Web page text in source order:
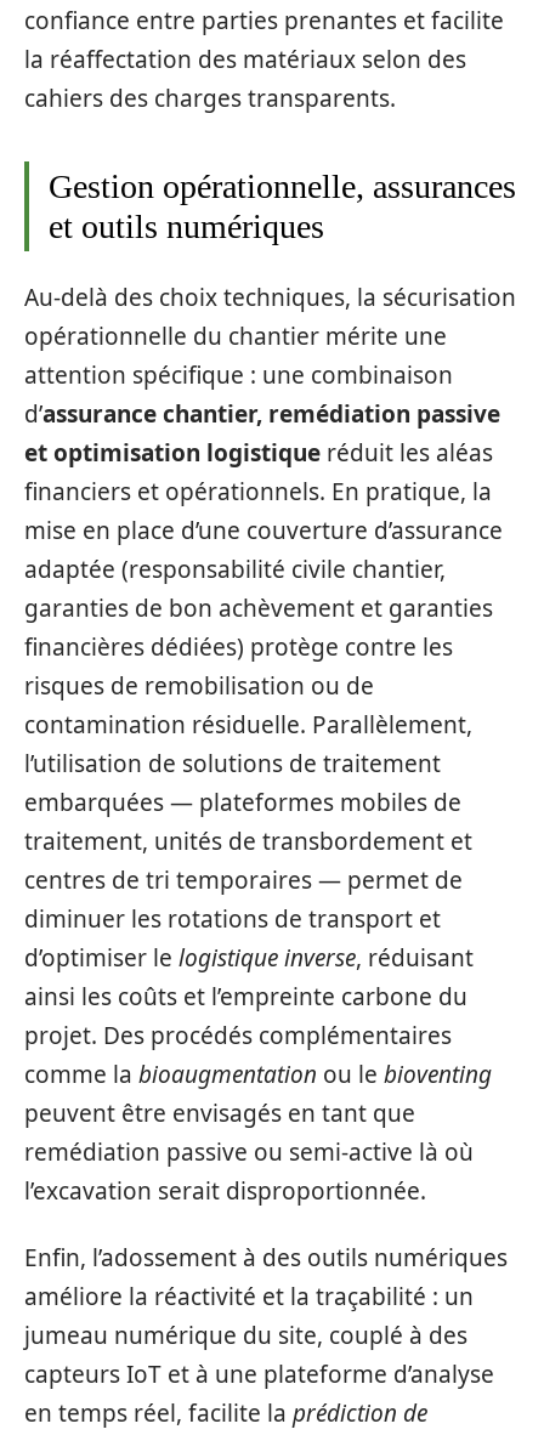
confiance entre parties prenantes et facilite
la réaffectation des matériaux selon des
cahiers des charges transparents.
Gestion opérationnelle, assurances
et outils numériques
Au‑delà des choix techniques, la sécurisation
opérationnelle du chantier mérite une
attention spécifique : une combinaison
d’assurance chantier, remédiation passive
et optimisation logistique réduit les aléas
financiers et opérationnels. En pratique, la
mise en place d’une couverture d’assurance
adaptée (responsabilité civile chantier,
garanties de bon achèvement et garanties
financières dédiées) protège contre les
risques de remobilisation ou de
contamination résiduelle. Parallèlement,
l’utilisation de solutions de traitement
embarquées — plateformes mobiles de
traitement, unités de transbordement et
centres de tri temporaires — permet de
diminuer les rotations de transport et
d’optimiser le logistique inverse, réduisant
ainsi les coûts et l’empreinte carbone du
projet. Des procédés complémentaires
comme la bioaugmentation ou le bioventing
peuvent être envisagés en tant que
remédiation passive ou semi‑active là où
l’excavation serait disproportionnée.
Enfin, l’adossement à des outils numériques
améliore la réactivité et la traçabilité : un
jumeau numérique du site, couplé à des
capteurs IoT et à une plateforme d’analyse
en temps réel, facilite la prédiction de